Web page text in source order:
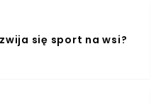
się sport na wsi?